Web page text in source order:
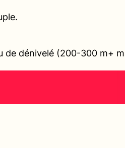
de dénivelé (200-300 m+